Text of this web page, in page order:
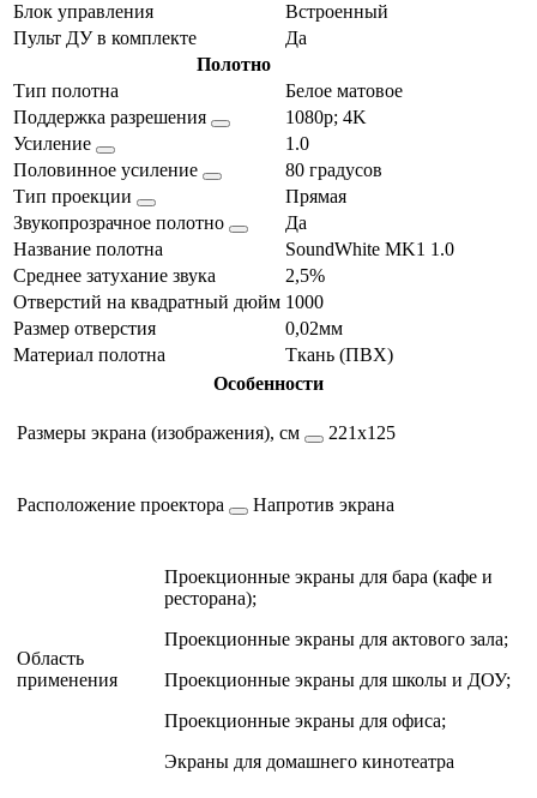
Блок управления
Встроенный
Пульт ДУ в комплекте
Да
Полотно
Тип полотна
Белое матовое
Поддержка разрешения
1080p; 4K
Усиление
1.0
Половинное усиление
80 градусов
Тип проекции
Прямая
Звукопрозрачное полотно
Да
Название полотна
SoundWhite MK1 1.0
Среднее затухание звука
2,5%
Отверстий на квадратный дюйм 1000
Размер отверстия
0,02мм
Материал полотна
Ткань (ПВХ)
Особенности
Размеры экрана (изображения), см 221х125
Расположение проектора Напротив экрана
Область
применения
Проекционные экраны для бара (кафе и
ресторана);
Проекционные экраны для актового зала;
Проекционные экраны для школы и ДОУ;
Проекционные экраны для офиса;
Экраны для домашнего кинотеатра